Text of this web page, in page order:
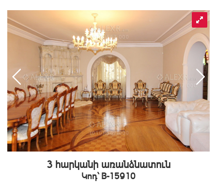
3 հարկանի առանձնատուն
Կոդ` B-15910